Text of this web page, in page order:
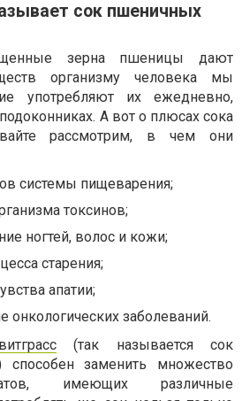
сок пшеничных
зерна пшеницы дают
организму человека мы
употребляют их ежедневно,
А вот о плюсах сока
рассмотрим, в чем они
системы пищеварения;
токсинов;
ногтей, волос и кожи;
старения;
апатии;
онкологических заболеваний.
витграсс(так называется сок
способен заменить множество
имеющих различные